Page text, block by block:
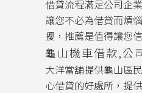
借貸流程滿足公司企
讓您不必為借貸而煩
擾，推薦是值得讓您
龜山機車借款,公
大洋當舖提供龜山區
心借貸的好處所，提